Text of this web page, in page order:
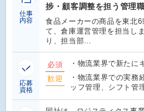
仕事
内容
捗・顧客調整を担う管理
食品メーカーの商品を東北
て、倉庫運営管理を担当し
り、担当部…
応募
資格
必須
・物流業界で新たに
歓迎
・物流業界での実務
ッフ管理、シフト管